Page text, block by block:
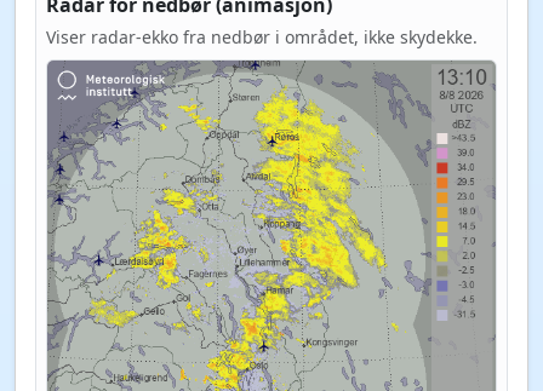
Viser radar-ekko fra nedbør i området, ikke skydekke.